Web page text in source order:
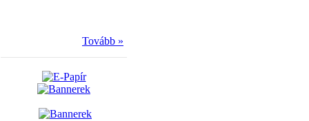
Tovább »